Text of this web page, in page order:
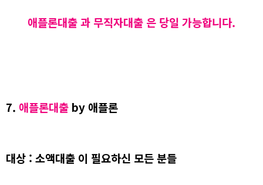
애플론대출 과 무직자대출 은 당일 가능합니다.
7. 애플론대출 by 애플론
대상 : 소액대출 이 필요하신 모든 분들